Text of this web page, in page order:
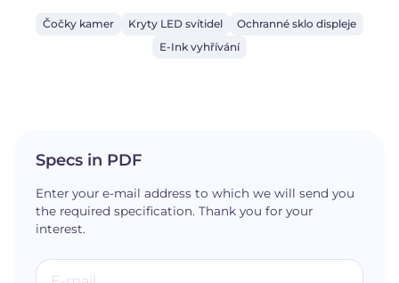
Čočky kamer Kryty LED svítidel
Ochranné sklo displeje
E-Ink vyhřívání
Specs in PDF
Enter your e-mail address to which we will send you
the required specification. Thank you for your
interest.